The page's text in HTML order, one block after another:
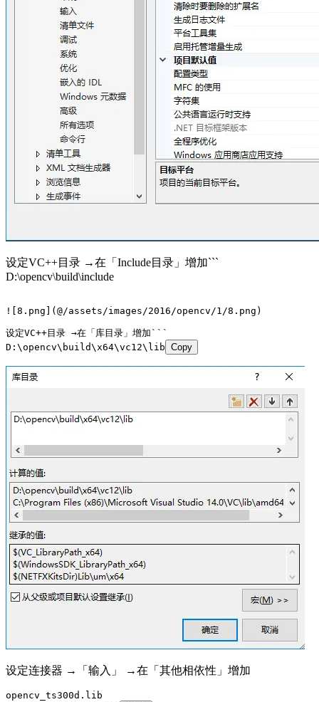
设定VC++目录 →在「Include目录」增加```
D:\opencv\build\include
![8.png](@/assets/images/2016/opencv/1/8.png)
设定VC++目录 →在「库目录」增加```
D:\opencv\build\x64\vc12\lib Copy
设定连接器 →「输入」 →在「其他相依性」增加
opencv_ts300d.lib